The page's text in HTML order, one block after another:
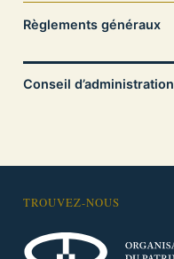
Règlements généraux
Conseil d’administration
TROUVEZ-NOUS